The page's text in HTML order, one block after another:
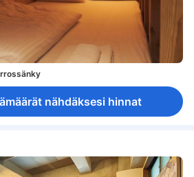
nähdäksesi hinnat